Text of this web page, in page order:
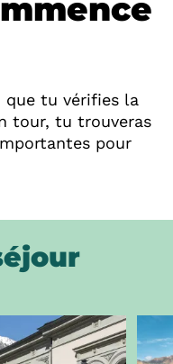
que tu vérifies la
tour, tu trouveras
pour